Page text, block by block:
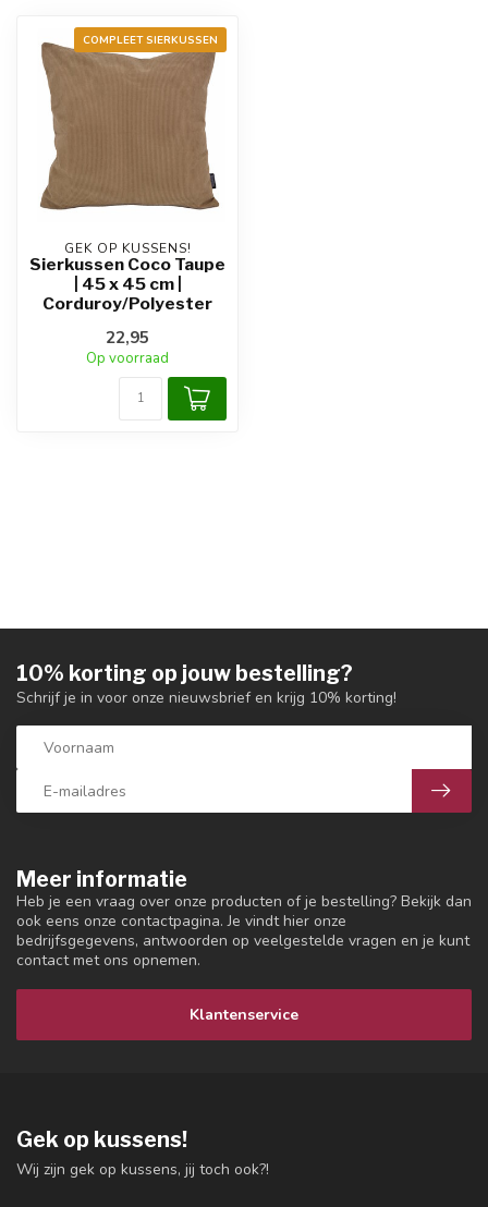
COMPLEET SIERKUSSEN
GEK OP KUSSENS!
Sierkussen Coco Taupe
| 45 x 45 cm |
Corduroy/Polyester
22,95
Op voorraad
Meer informatie
Heb je een vraag over onze producten of je bestelling? Bekijk dan
ook eens onze contactpagina. Je vindt hier onze
bedrijfsgegevens, antwoorden op veelgestelde vragen en je kunt
contact met ons opnemen.
Klantenservice
10% korting op jouw bestelling?
Schrijf je in voor onze nieuwsbrief en krijg 10% korting!
Gek op kussens!
Wij zijn gek op kussens, jij toch ook?!